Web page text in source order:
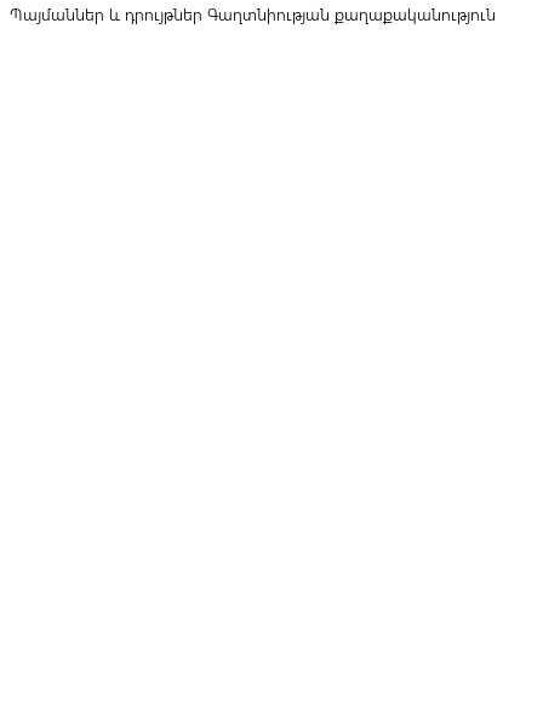
Պայմաններ և դրույթներ Գաղտնիության քաղաքականություն